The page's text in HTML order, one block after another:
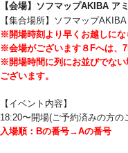
【会場】ソフマップAKIBA ア
【集合場所】
ソフマップ
※開場時刻より早くお越しにな
※会場がございます８Fへは、
※開場時間に列にお並びでな
ございます。
【イベント内容】
18:20〜開場(ご予約済みの方
入場順：Bの番号→Aの番号